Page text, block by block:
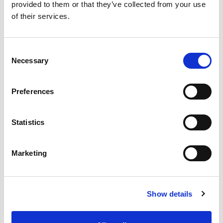
provided to them or that they’ve collected from your use
of their services.
Selection
Necessary
Preferences
Statistics
Marketing
Show details
Κιτ διεπαφής πολλαπλών